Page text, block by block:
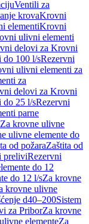
Ventili za
krovaKrovni
elementiKrovni
ulivni elementi
delovi za Krovni
100 l/sRezervni
ulivni elementi za
za
delovi za Krovni
do 25 l/sRezervni
parne
Za krovne ulivne
ulivne elemente do
od požaraZaštita od
preliviRezervni
do 12
do 12 l/sZa krovne
krovne ulivne
d40–200Sistem
za PriborZa krovne
elementeZa